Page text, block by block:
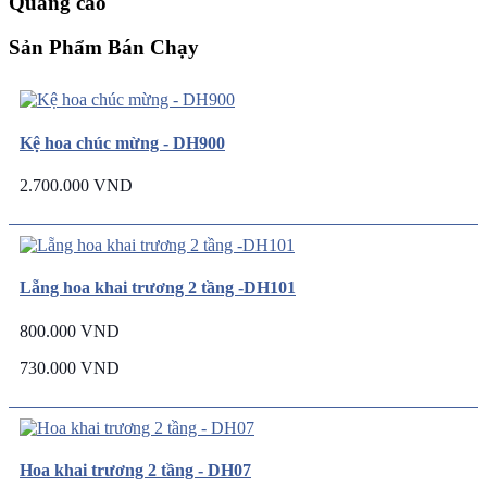
Sản Phẩm Bán Chạy
Kệ hoa chúc mừng - DH900
2.700.000 VND
Lẵng hoa khai trương 2 tầng -DH101
800.000 VND
730.000 VND
Hoa khai trương 2 tầng - DH07